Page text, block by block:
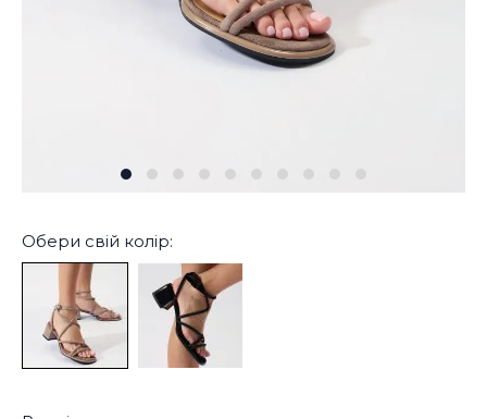
Обери свій колір: